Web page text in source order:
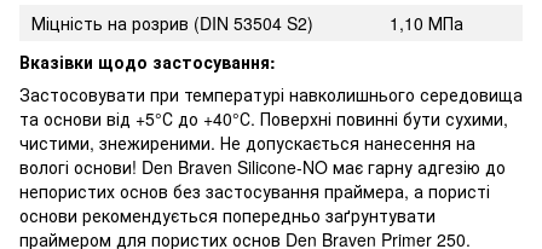
Міцність на розрив (DIN 53504 S2)
1,10 МПа
Вказівки щодо застосування:
Застосовувати при температурі навколишнього середовища
та основи від +5°С до +40°С. Поверхні повинні бути сухими,
чистими, знежиреними. Не допускається нанесення на
вологі основи! Den Braven Silicone-NO має гарну адгезію до
непористих основ без застосування праймера, а пористі
основи рекомендується попередньо заґрунтувати
праймером для пористих основ Den Braven Primer 250.